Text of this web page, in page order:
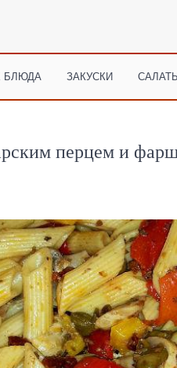
БЛЮДА ЗАКУСКИ
перцем и